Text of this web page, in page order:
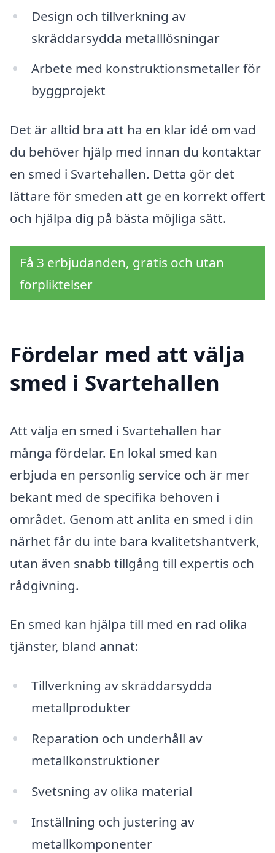
Design och tillverkning av
skräddarsydda metalllösningar
Arbete med konstruktionsmetaller för
byggprojekt
Det är alltid bra att ha en klar idé om vad
du behöver hjälp med innan du kontaktar
en smed i Svartehallen. Detta gör det
lättare för smeden att ge en korrekt offert
och hjälpa dig på bästa möjliga sätt.
Få 3 erbjudanden, gratis och utan
förpliktelser
Fördelar med att välja
smed i Svartehallen
Att välja en smed i Svartehallen har
många fördelar. En lokal smed kan
erbjuda en personlig service och är mer
bekant med de specifika behoven i
området. Genom att anlita en smed i din
närhet får du inte bara kvalitetshantverk,
utan även snabb tillgång till expertis och
rådgivning.
En smed kan hjälpa till med en rad olika
tjänster, bland annat:
Tillverkning av skräddarsydda
metallprodukter
Reparation och underhåll av
metallkonstruktioner
Svetsning av olika material
Inställning och justering av
metallkomponenter